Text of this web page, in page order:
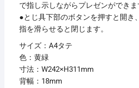
で指し示しながらプレゼンができま
●とじ具下部のボタンを押すと開き
指を滑らせると閉じます。
サイズ：A4タテ
色：黄緑
寸法：W242×H311mm
背幅：18mm